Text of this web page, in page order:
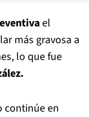
el
más gravosa a
lo que fue
continúe en